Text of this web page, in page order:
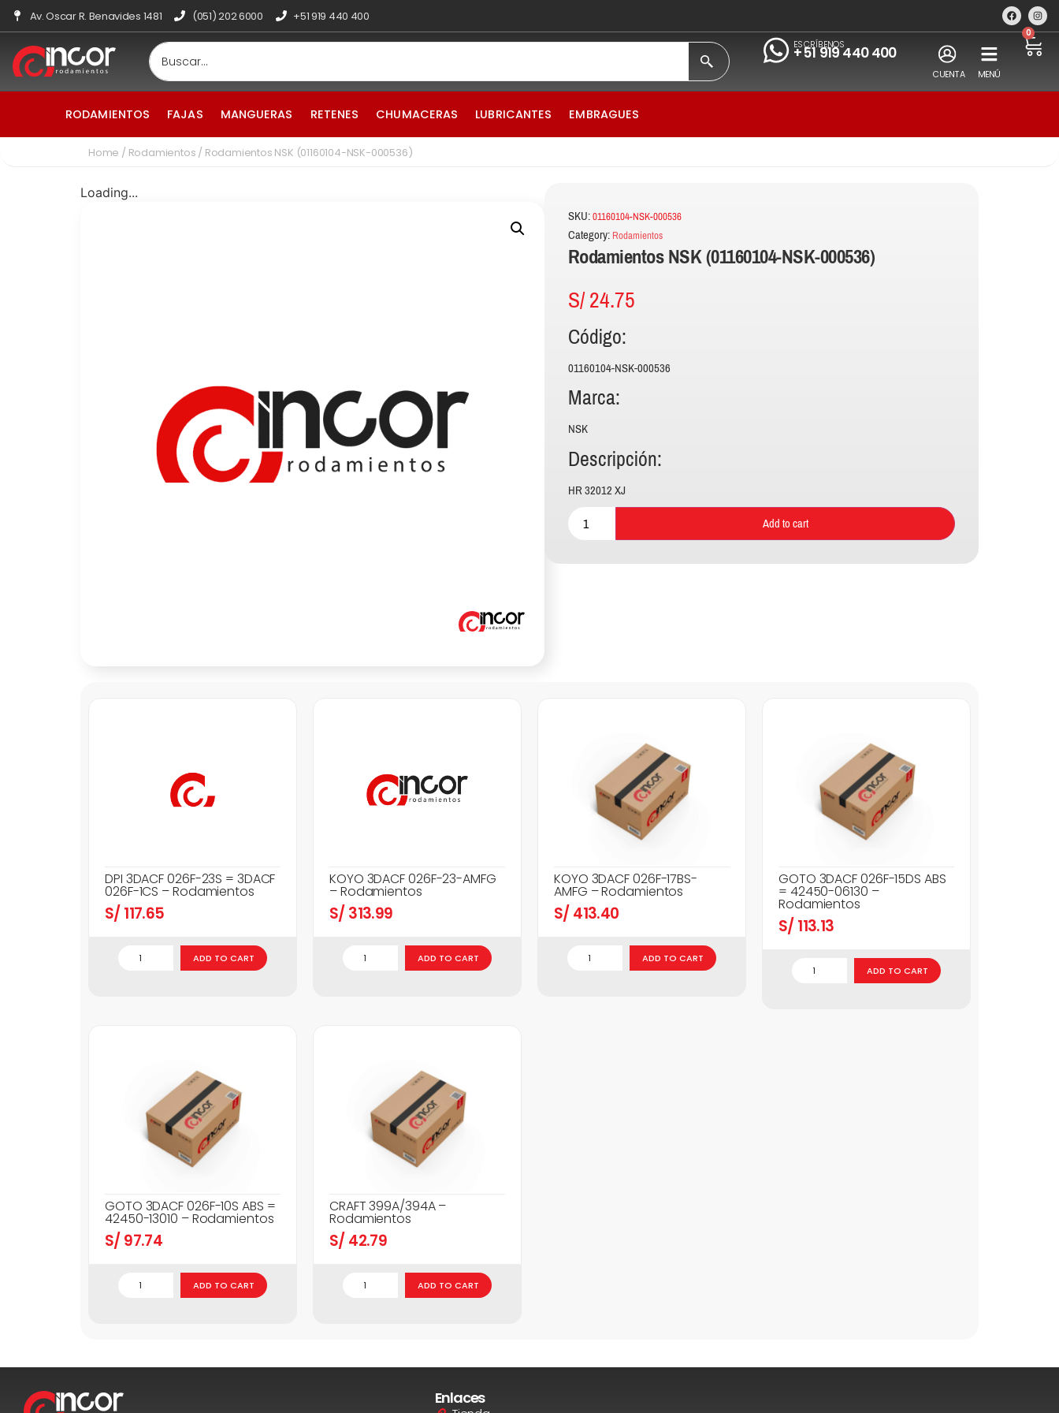
Av. Oscar R. Benavides 1481 (051) 202 6000 +51 919 440 400
ESCRÍBENOS
+51 919 440 400
CUENTA MENÚ
0
RODAMIENTOS FAJAS MANGUERAS RETENES CHUMACERAS LUBRICANTES EMBRAGUES
Home / Rodamientos / Rodamientos NSK (01160104-NSK-000536)
Loading...
SKU:01160104-NSK-000536
Category: Rodamientos
Rodamientos NSK (01160104-NSK-000536)
S/24.75
Código:
01160104-NSK-000536
Marca:
NSK
Descripción:
HR 32012 XJ
Add to cart
DPI 3DACF 026F-23S = 3DACF
026F-1CS – Rodamientos
S/ 117.65
ADD TO CART
KOYO 3DACF 026F-23-AMFG
– Rodamientos
S/ 313.99
ADD TO CART
KOYO 3DACF 026F-17BS-
AMFG – Rodamientos
S/ 413.40
ADD TO CART
GOTO 3DACF 026F-15DS ABS
= 42450-06130 –
Rodamientos
S/ 113.13
ADD TO CART
GOTO 3DACF 026F-10S ABS =
42450-13010 – Rodamientos
S/ 97.74
ADD TO CART
CRAFT 399A/394A –
Rodamientos
S/ 42.79
ADD TO CART
Enlaces